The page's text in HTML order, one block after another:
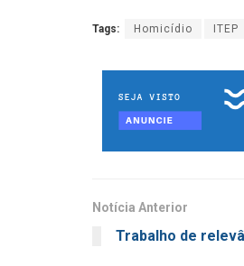
Tags: Homicídio ITEP
Notícia Anterior
Trabalho de